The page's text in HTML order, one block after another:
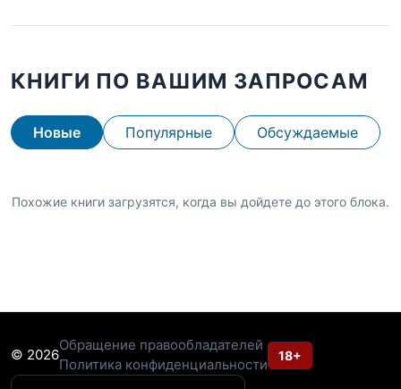
КНИГИ ПО ВАШИМ ЗАПРОСАМ
Новые Популярные Обсуждаемые
Похожие книги загрузятся, когда вы дойдете до этого блока.
© 2026
Обращение правообладателей
Политика конфиденциальности
18+